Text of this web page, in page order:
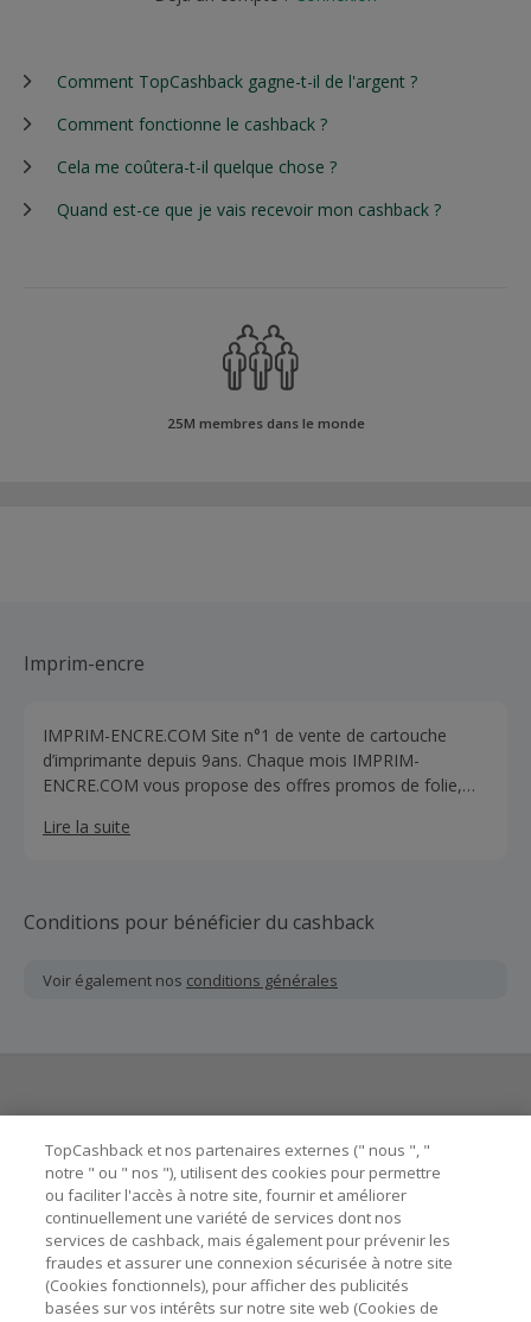
Comment TopCashback gagne-t-il de l'argent ?
Comment fonctionne le cashback ?
Cela me coûtera-t-il quelque chose ?
Quand est-ce que je vais recevoir mon cashback ?
25M membres dans le monde
Imprim-encre
IMPRIM-ENCRE.COM Site n°1 de vente de cartouche
d’imprimante depuis 9ans. Chaque mois IMPRIM-
ENCRE.COM vous propose des offres promos de folie,
Lire la suite
Conditions pour bénéficier du cashback
Voir également nos conditions générales
Astuces pour économiser
A propos de
TopCashback et nos partenaires externes (" nous ", "
notre " ou " nos "), utilisent des cookies pour permettre
ou faciliter l'accès à notre site, fournir et améliorer
continuellement une variété de services dont nos
services de cashback, mais également pour prévenir les
fraudes et assurer une connexion sécurisée à notre site
(Cookies fonctionnels), pour afficher des publicités
basées sur vos intérêts sur notre site web (Cookies de